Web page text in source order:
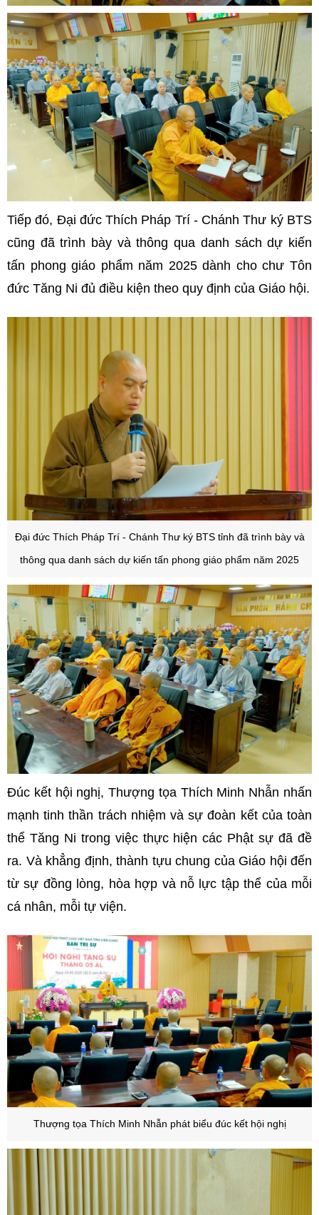
Tiếp đó, Đại đức Thích Pháp Trí - Chánh Thư ký BTS
cũng đã trình bày và thông qua danh sách dự kiến
tấn phong giáo phẩm năm 2025 dành cho chư Tôn
đức Tăng Ni đủ điều kiện theo quy định của Giáo hội.
Đại đức Thích Pháp Trí - Chánh Thư ký BTS tỉnh đã trình bày và
thông qua danh sách dự kiến tấn phong giáo phẩm năm 2025
Đúc kết hội nghị, Thượng tọa Thích Minh Nhẫn nhấn
mạnh tinh thần trách nhiệm và sự đoàn kết của toàn
thể Tăng Ni trong việc thực hiện các Phật sự đã đề
ra. Và khẳng định, thành tựu chung của Giáo hội đến
từ sự đồng lòng, hòa hợp và nỗ lực tập thể của mỗi
cá nhân, mỗi tự viện.
Thượng tọa Thích Minh Nhẫn phát biểu đúc kết hội nghị